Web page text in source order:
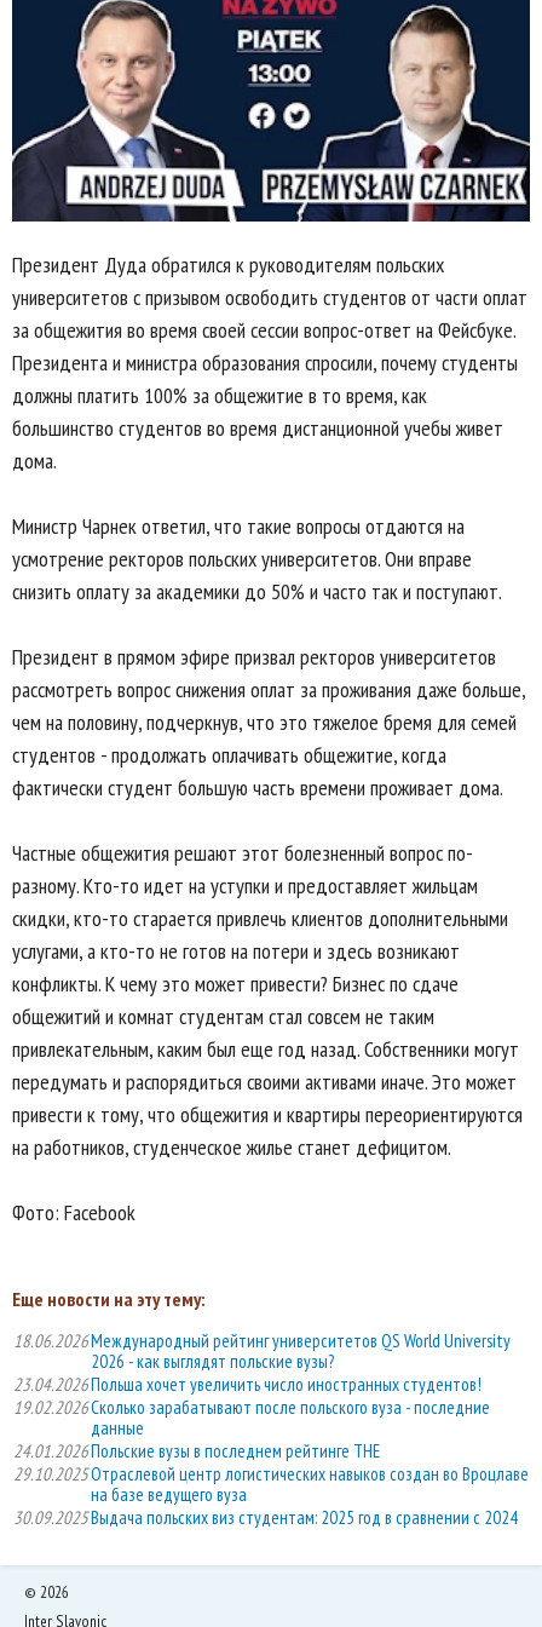
Президент Дуда обратился к руководителям польских
университетов с призывом освободить студентов от части оплат
за общежития во время своей сессии вопрос-ответ на Фейсбуке.
Президента и министра образования спросили, почему студенты
должны платить 100% за общежитие в то время, как
большинство студентов во время дистанционной учебы живет
дома.
Министр Чарнек ответил, что такие вопросы отдаются на
усмотрение ректоров польских университетов. Они вправе
снизить оплату за академики до 50% и часто так и поступают.
Президент в прямом эфире призвал ректоров университетов
рассмотреть вопрос снижения оплат за проживания даже больше,
чем на половину, подчеркнув, что это тяжелое бремя для семей
студентов - продолжать оплачивать общежитие, когда
фактически студент большую часть времени проживает дома.
Частные общежития решают этот болезненный вопрос по-
разному. Кто-то идет на уступки и предоставляет жильцам
скидки, кто-то старается привлечь клиентов дополнительными
услугами, а кто-то не готов на потери и здесь возникают
конфликты. К чему это может привести? Бизнес по сдаче
общежитий и комнат студентам стал совсем не таким
привлекательным, каким был еще год назад. Собственники могут
передумать и распорядиться своими активами иначе. Это может
привести к тому, что общежития и квартиры переориентируются
на работников, студенческое жилье станет дефицитом.
Фото: Facebook
Еще новости на эту тему:
18.06.2026Международный рейтинг университетов QS World University
2026 - как выглядят польские вузы?
23.04.2026Польша хочет увеличить число иностранных студентов!
19.02.2026Сколько зарабатывают после польского вуза - последние
данные
24.01.2026Польские вузы в последнем рейтинге THE
29.10.2025Отраслевой центр логистических навыков создан во Вроцлаве
на базе ведущего вуза
30.09.2025Выдача польских виз студентам: 2025 год в сравнении с 2024
© 2026
Inter Slavonic